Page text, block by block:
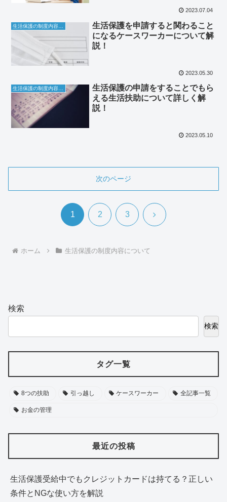
2023.07.04
生活保護を申請すると関わること
になるケースワーカーについて解
説！
2023.05.30
生活保護の制度内容について
生活保護の申請をすることでもら
える生活扶助について詳しく解
説！
2023.05.10
次のページ
1 2 3 次
ホーム 生活保護の制度内容について
検索
検索
タグ一覧
8つの扶助 引っ越し ケースワーカー 全記事一覧
お金の管理
最近の投稿
生活保護受給中でもクレジットカードは持てる？正しい
条件とNGな使い方を解説